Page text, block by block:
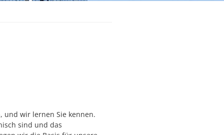
und wir lernen Sie kennen.
sind und das